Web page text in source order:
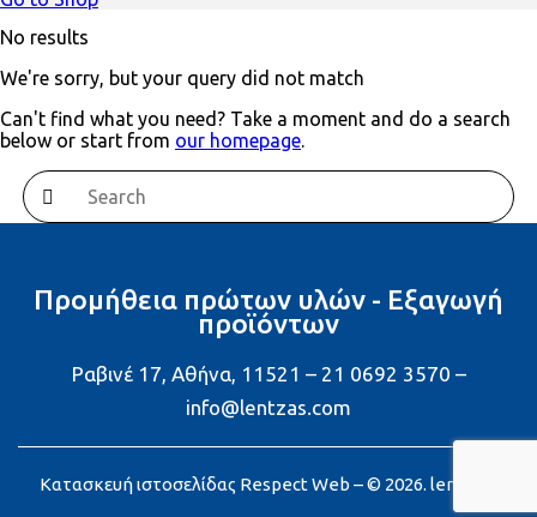
No results
We're sorry, but your query did not match
Can't find what you need? Take a moment and do a search
below or start from our homepage.
Προμήθεια πρώτων υλών - Εξαγωγή
προϊόντων
Ραβινέ 17, Αθήνα, 11521 – 21 0692 3570 –
info@lentzas.com
Κατασκευή ιστοσελίδας Respect Web – © 2026. lentzas.com